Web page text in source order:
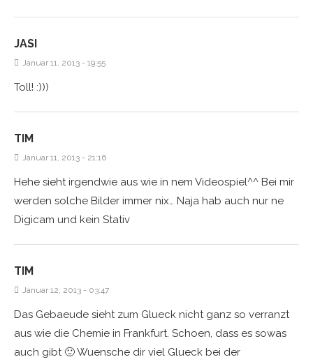
JASI
Januar 11, 2013 - 19:55
Toll! :)))
TIM
Januar 11, 2013 - 21:16
Hehe sieht irgendwie aus wie in nem Videospiel^^ Bei mir
werden solche Bilder immer nix… Naja hab auch nur ne
Digicam und kein Stativ
TIM
Januar 12, 2013 - 03:47
Das Gebaeude sieht zum Glueck nicht ganz so verranzt
aus wie die Chemie in Frankfurt. Schoen, dass es sowas
auch gibt 🙂 Wuensche dir viel Glueck bei der